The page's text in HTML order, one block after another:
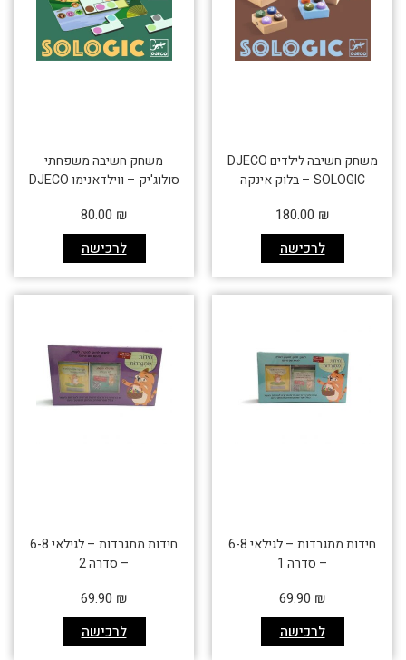
משחק חשיבה לילדים DJECO
SOLOGIC – בלוק אינקה
לרכישה
180.00 ₪
משחק חשיבה משפחתי
סולוג'יק – ווילדאנימו DJECO
לרכישה
80.00 ₪
חידות מתגרדות – לגילאי 6-8
– סדרה 1
לרכישה
69.90 ₪
חידות מתגרדות – לגילאי 6-8
– סדרה 2
לרכישה
69.90 ₪